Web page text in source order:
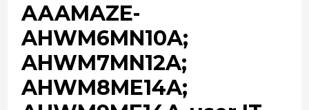
AAAMAZE-
AHWM6MN10A;
AHWM7MN12A;
AHWM8ME14A;